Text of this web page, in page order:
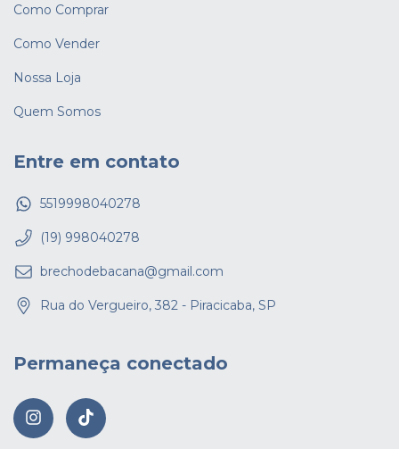
Como Comprar
Como Vender
Nossa Loja
Quem Somos
Entre em contato
5519998040278
(19) 998040278
brechodebacana@gmail.com
Rua do Vergueiro, 382 - Piracicaba, SP
Permaneça conectado